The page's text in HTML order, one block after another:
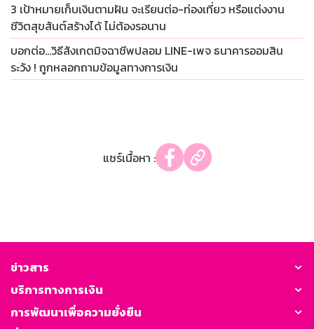
3 เป้าหมายเก็บเงินตามฝัน จะเรียนต่อ-ท่องเที่ยว หรือแต่งงาน
ชีวิตสุขสันต์สร้างได้ ไม่ต้องรอนาน
บอกต่อ…วิธีสังเกตมิจฉาชีพปลอม LINE-เพจ ธนาคารออมสิน
ระวัง ! ถูกหลอกถามข้อมูลทางการเงิน
แชร์เนื้อหา :
ข่าวสาร
บริการทางการเงิน
การพัฒนาเพื่อความยั่งยืน